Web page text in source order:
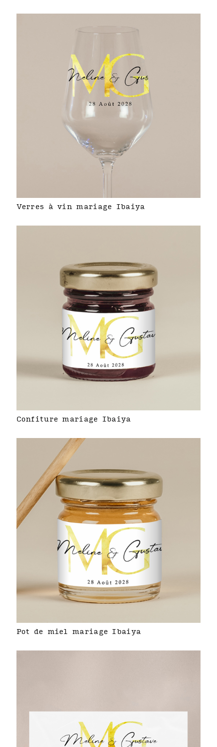
Verres à vin mariage Ibaiya
Confiture mariage Ibaiya
Pot de miel mariage Ibaiya